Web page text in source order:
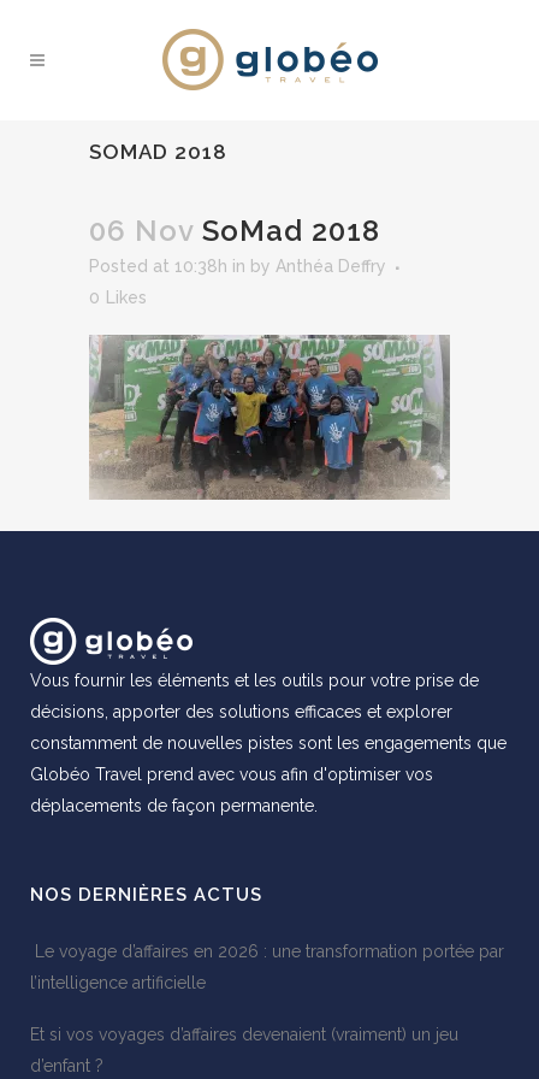
SOMAD 2018
06 Nov SoMad 2018
Posted at 10:38h in by Anthéa Deffry
0
Likes
Vous fournir les éléments et les outils pour votre prise de
décisions, apporter des solutions efficaces et explorer
constamment de nouvelles pistes sont les engagements que
Globéo Travel prend avec vous afin d'optimiser vos
déplacements de façon permanente.
NOS DERNIÈRES ACTUS
Le voyage d’affaires en 2026 : une transformation portée par
l’intelligence artificielle
Et si vos voyages d’affaires devenaient (vraiment) un jeu
d’enfant ?